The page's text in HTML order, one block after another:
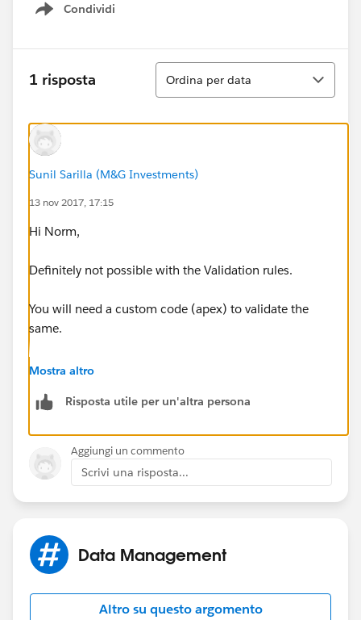
Condividi
Show menu
1 risposta
Ordina
Ordina per data
Sunil Sarilla (M&G Investments)
13 nov 2017, 17:15
Hi Norm,
Definitely not possible with the Validation rules.
You will need a custom code (apex) to validate the
same.
Mostra altro
Risposta utile per un'altra persona
Aggiungi un commento
Scrivi una risposta...
Data Management
Altro su questo argomento